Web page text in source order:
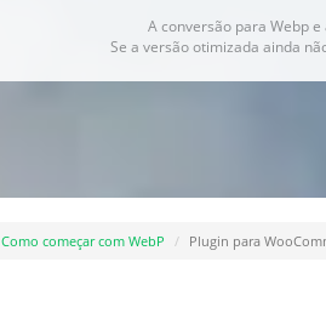
A conversão para Webp
Se a versão otimizada ainda
Como começar com WebP Plugin para